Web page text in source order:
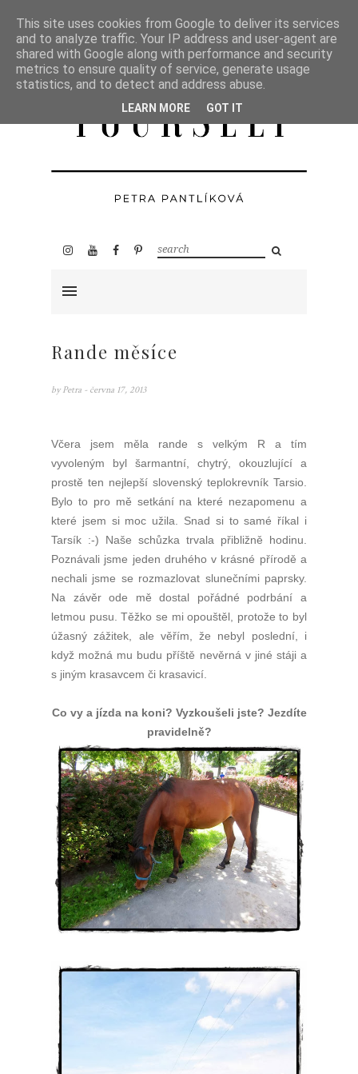
Rande měsíce
by Petra - června 17, 2013
Včera jsem měla rande s velkým R a tím
vyvoleným byl šarmantní, chytrý, okouzlující a
prostě ten nejlepší slovenský teplokrevník Tarsio.
Bylo to pro mě setkání na které nezapomenu a
které jsem si moc užila. Snad si to samé říkal i
Tarsík :-) Naše schůzka trvala přibližně hodinu.
Poznávali jsme jeden druhého v krásné přírodě a
nechali jsme se rozmazlovat slunečními paprsky.
Na závěr ode mě dostal pořádné podrbání a
letmou pusu. Těžko se mi opouštěl, protože to byl
úžasný zážitek, ale věřím, že nebyl poslední, i
když možná mu budu příště nevěrná v jiné stáji a
s jiným krasavcem či krasavicí.
Co vy a jízda na koni? Vyzkoušeli jste? Jezdíte
pravidelně?
This site uses cookies from Google to deliver its services
and to analyze traffic. Your IP address and user-agent are
shared with Google along with performance and security
metrics to ensure quality of service, generate usage
statistics, and to detect and address abuse.
LEARN MORE GOT IT